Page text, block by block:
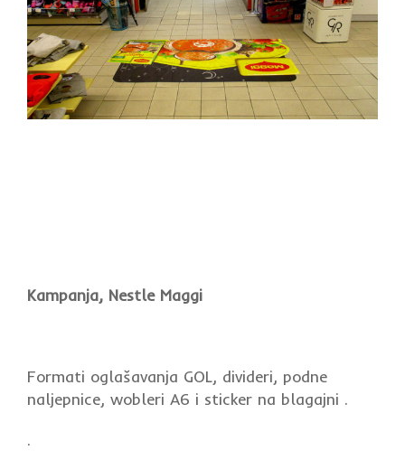
Kampanja, Nestle Maggi
Formati oglašavanja GOL, divideri, podne
naljepnice, wobleri A6 i sticker na blagajni .
.